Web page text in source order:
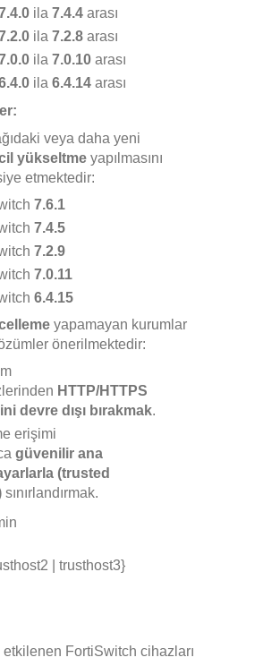
ila 7.4.4 arası
ila 7.2.8 arası
ila 7.0.10 arası
ila 6.4.14 arası
veya daha yeni
yükseltme yapılmasını
etmektedir:
7.6.1
7.4.5
7.2.9
7.0.11
6.4.15
yapamayan kurumlar
önerilmektedir:
HTTP/HTTPS
devre dışı bırakmak.
erişimi
güvenilir ana
(trusted
sınırlandırmak.
| trusthost3}
etkilenen FortiSwitch cihazları